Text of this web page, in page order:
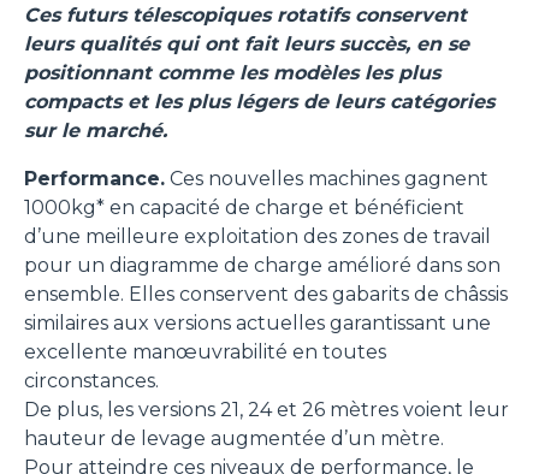
Ces futurs télescopiques rotatifs conservent
leurs qualités qui ont fait leurs succès, en se
positionnant comme les modèles les plus
compacts et les plus légers de leurs catégories
sur le marché.
Performance. Ces nouvelles machines gagnent
1000kg* en capacité de charge et bénéficient
d’une meilleure exploitation des zones de travail
pour un diagramme de charge amélioré dans son
ensemble. Elles conservent des gabarits de châssis
similaires aux versions actuelles garantissant une
excellente manœuvrabilité en toutes
circonstances.
De plus, les versions 21, 24 et 26 mètres voient leur
hauteur de levage augmentée d’un mètre.
Pour atteindre ces niveaux de performance, le